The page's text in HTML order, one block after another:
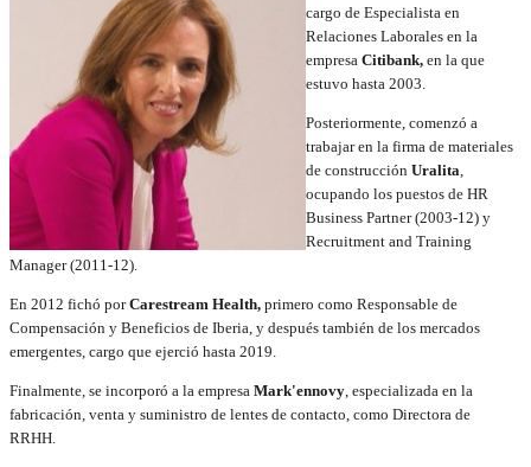
cargo de Especialista en
Relaciones Laborales en la
empresa Citibank, en la que
estuvo hasta 2003.
Posteriormente, comenzó a
trabajar en la firma de materiales
de construcción Uralita,
ocupando los puestos de HR
Business Partner (2003-12) y
Recruitment and Training
Manager (2011-12).
En 2012 fichó porCarestream Health, primero como Responsable de
Compensación y Beneficios de Iberia, y después también de los mercados
emergentes, cargo que ejerció hasta 2019.
Finalmente, se incorporó a la empresa Mark'ennovy, especializada en la
fabricación, venta y suministro de lentes de contacto, como Directora de
RRHH.